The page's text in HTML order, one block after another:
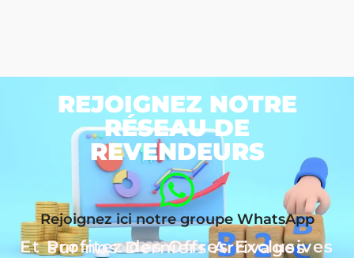
REJOIGNEZ NOTRE
RÉSEAU DE
REVENDEURS
Rejoignez ici notre groupe WhatsApp
Et Profitez des Offres Exclusives sur nos Derniers Arrivages